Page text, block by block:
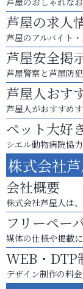
芦屋の求人
芦屋のアルバイト
芦屋安全掲
芦屋警察と芦屋防
芦屋人おす
芦屋人がおすすめ
ペット大好
シエル動物病院協
株式会社
会社概要
株式会社芦屋人は
フリーペー
媒体の仕様や掲載
WEB・DTP
デザイン制作の料